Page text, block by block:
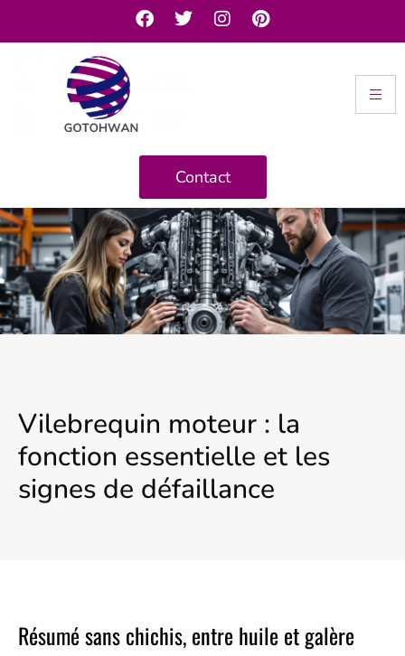
Contact
Vilebrequin moteur : la
fonction essentielle et les
signes de défaillance
Résumé sans chichis, entre huile et galère